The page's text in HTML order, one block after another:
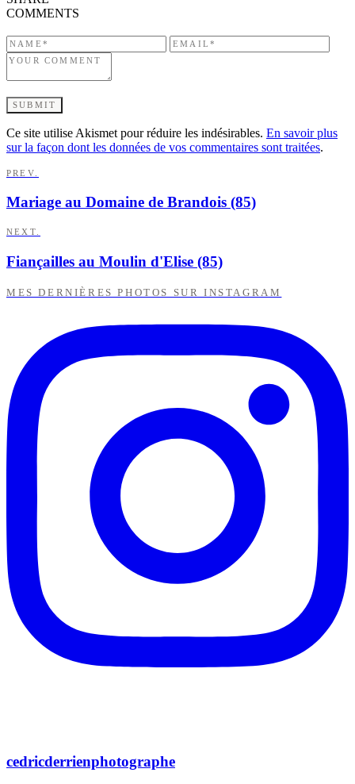
COMMENTS
Ce site utilise Akismet pour réduire les indésirables. En savoir plus
sur la façon dont les données de vos commentaires sont traitées.
PREV.
Mariage au Domaine de Brandois (85)
NEXT.
Fiançailles au Moulin d'Elise (85)
MES DERNIÈRES PHOTOS SUR INSTAGRAM
cedricderrienphotographe